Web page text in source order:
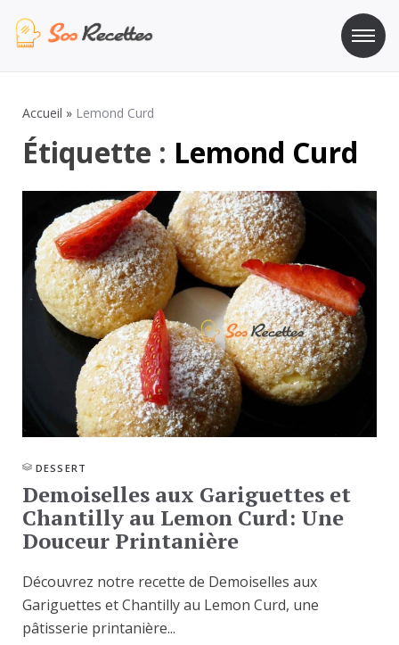
au
Accueil » Lemond Curd
Étiquette : Lemond Curd
DESSERT
Demoiselles aux Gariguettes et
Chantilly au Lemon Curd: Une
Douceur Printanière
Découvrez notre recette de Demoiselles aux
Gariguettes et Chantilly au Lemon Curd, une
pâtisserie printanière...